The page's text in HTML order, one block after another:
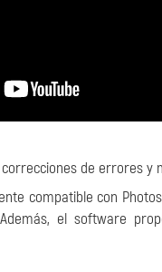
de errores y
compatible con
el software